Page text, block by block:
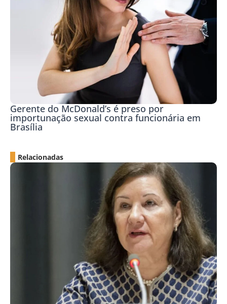
Gerente do McDonald’s é preso por
importunação sexual contra funcionária em
Brasília
Relacionadas